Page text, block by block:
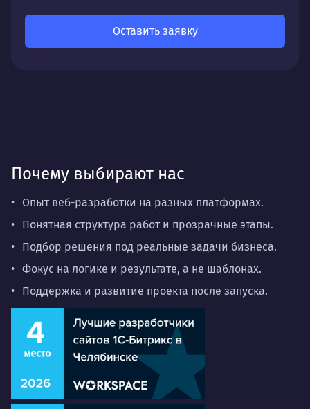
Оставить заявку
Почему выбирают нас
Опыт веб-разработки на разных платформах.
Понятная структура работ и прозрачные этапы.
Подбор решения под реальные задачи бизнеса.
Фокус на логике и результате, а не шаблонах.
Поддержка и развитие проекта после запуска.